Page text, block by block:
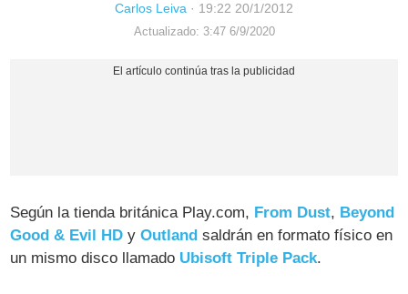
Carlos Leiva · 19:22 20/1/2012
Actualizado: 3:47 6/9/2020
Según la tienda británica Play.com, From Dust, Beyond
Good & Evil HD yOutland saldrán en formato físico en
un mismo disco llamado Ubisoft Triple Pack.